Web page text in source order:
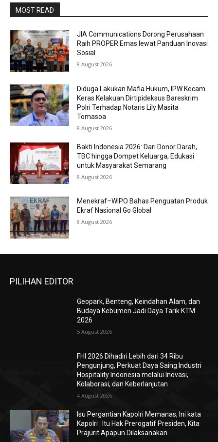
MOST READ
JIA Communications Dorong Perusahaan
Raih PROPER Emas lewat Panduan Inovasi
Sosial
8 August 2026
Diduga Lakukan Mafia Hukum, IPW Kecam
Keras Kelakuan Dirtipideksus Bareskrim
Polri Terhadap Notaris Lily Masita
Tomasoa
8 August 2026
Bakti Indonesia 2026: Dari Donor Darah,
TBC hingga Dompet Keluarga, Edukasi
untuk Masyarakat Semarang
8 August 2026
Menekraf–WIPO Bahas Penguatan Produk
Ekraf Nasional Go Global
8 August 2026
PILIHAN EDITOR
Geopark, Benteng, Keindahan Alam, dan
Budaya Kebumen Jadi Daya Tarik KTM
2026
5 August 2026
FHI 2026 Dihadiri Lebih dari 34 Ribu
Pengunjung, Perkuat Daya Saing Industri
Hospitality Indonesia melalui Inovasi,
Kolaborasi, dan Keberlanjutan
4 August 2026
Isu Pergantian Kapolri Memanas, Ini kata
Kapolri : Itu Hak Prerogatif Presiden, Kita
Prajurit Apapun Dilaksanakan